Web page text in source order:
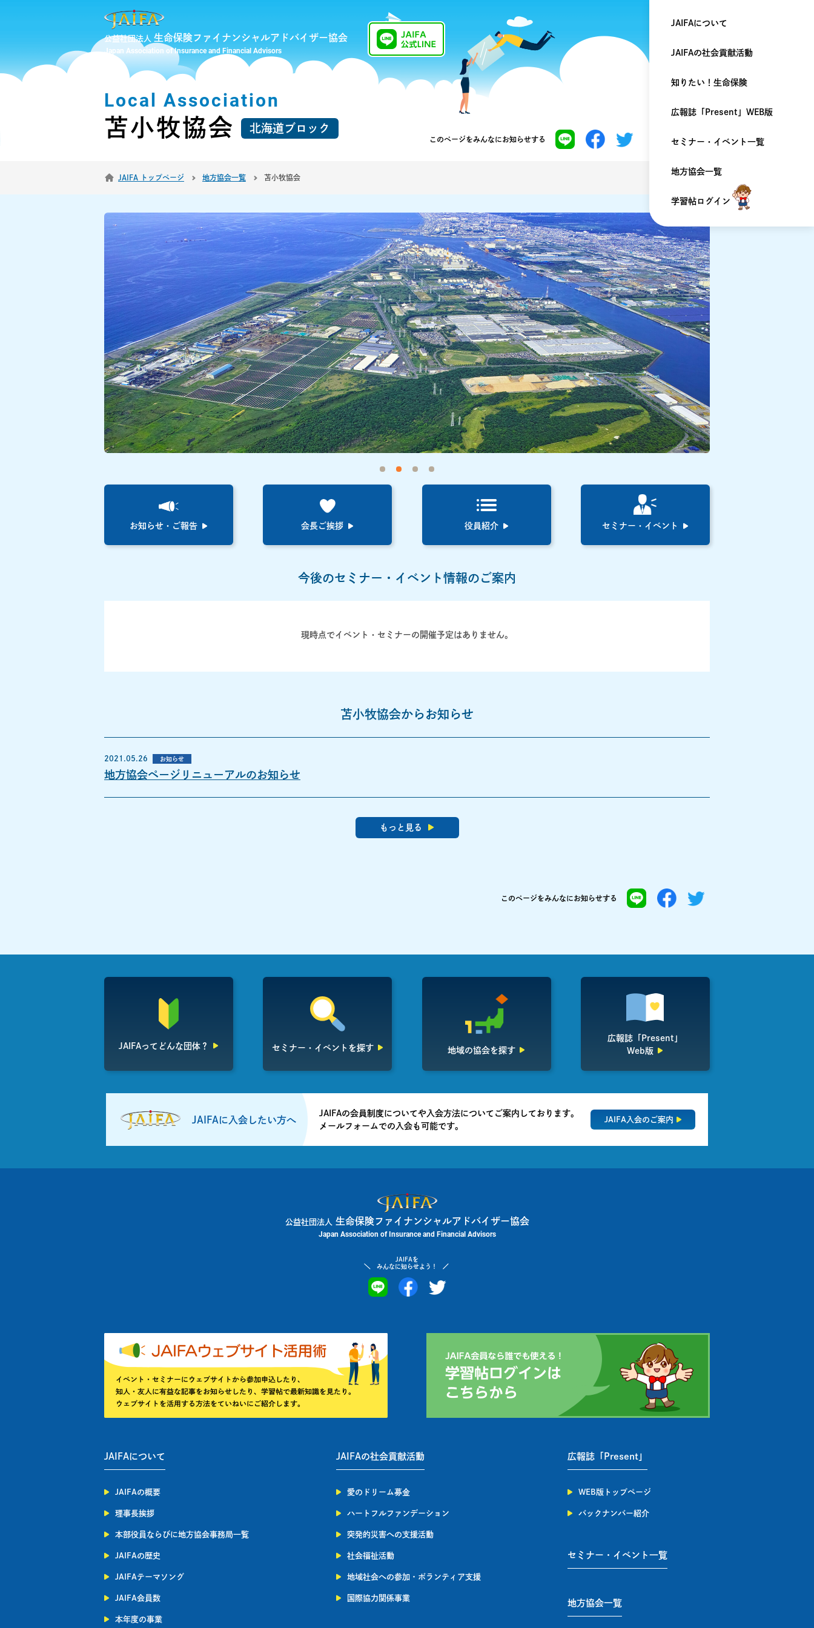
JAIFAについて
JAIFAの社会貢献活動
知りたい！ 生命保険
広報誌「Present」 WEB版
セミナー・ イベント一覧
地方協会一覧
学習帖ログイン
公益社団法人 生命保険ファイナンシャルアドバイザー協会
Japan Association of Insurance and Financial Advisors
Local Association
苫小牧協会
北海道ブロック
このページをみんなにお知らせする
JAIFA トップページ 地方協会一覧 苫小牧協会
お知らせ・ご報告 会長ご挨拶 役員紹介 セミナー・イベント
今後のセミナー・イベント情報のご案内
現時点でイベント・セミナーの開催予定はありません。
苫小牧協会からお知らせ
2021.05.26 お知らせ
地方協会ページリニューアルのお知らせ
もっと見る
このページをみんなにお知らせする
JAIFAって どんな団体？ セミナー・イベント を探す 地域の協会を探す
広報誌「Present」
Web版
JAIFAに入会したい方へ
JAIFAの会員制度についてや入会方法についてご案内しております。
メールフォームでの入会も可能です。
JAIFA入会のご案内
公益社団法人
生命保険ファイナンシャルアドバイザー協会
Japan Association of Insurance and Financial Advisors
JAIFAを
みんなに知らせよう！
JAIFAについて
JAIFAの概要
理事長挨拶
本部役員ならびに地方協会事務局一覧
JAIFAの歴史
JAIFAテーマソング
JAIFA会員数
本年度の事業
JAIFAの社会貢献活動
愛のドリーム募金
ハートフルファンデーション
突発的災害への支援活動
社会福祉活動
地域社会への参加・ボランティア支援
国際協力関係事業
広報誌「Present」
WEB版トップページ
バックナンバー紹介
セミナー・イベント一覧
地方協会一覧